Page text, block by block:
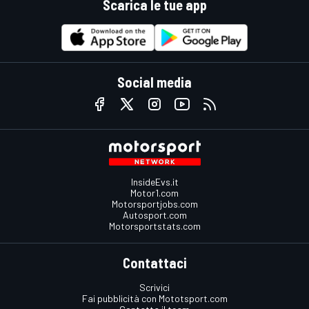
Scarica le tue app
Social media
InsideEvs.it
Motor1.com
Motorsportjobs.com
Autosport.com
Motorsportstats.com
Contattaci
Scrivici
Fai pubblicità con Mototsport.com